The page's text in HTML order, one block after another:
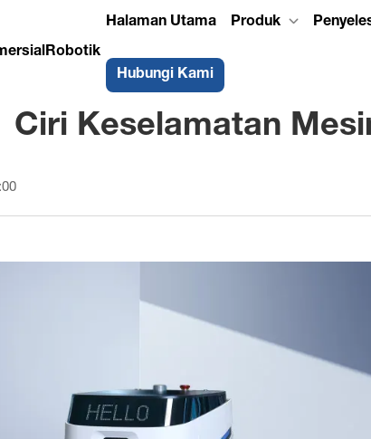
Robotik
Halaman Utama Produk
Hubungi Kami
Ciri Keselamatan